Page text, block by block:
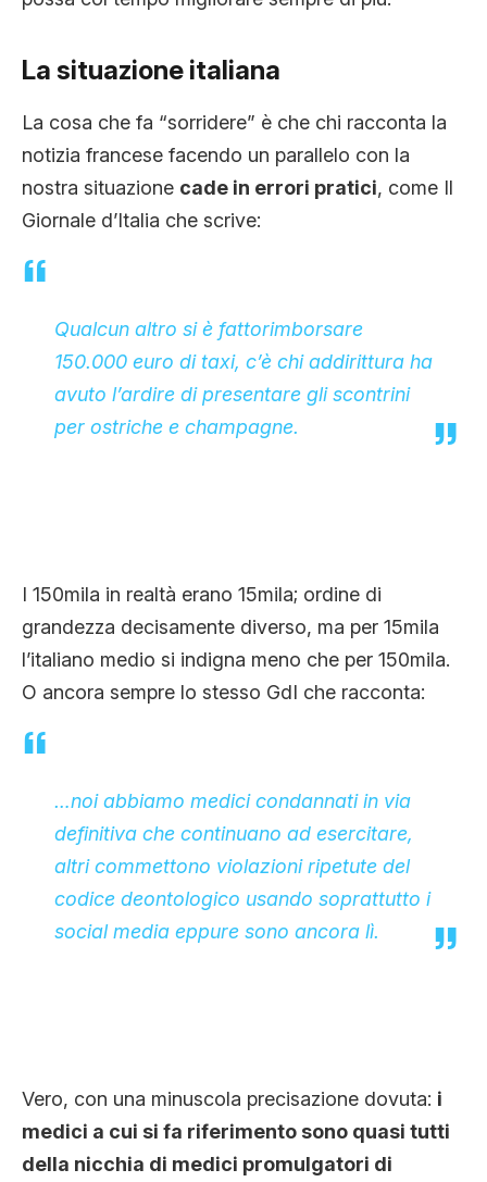
La situazione italiana
La cosa che fa “sorridere” è che chi racconta la
notizia francese facendo un parallelo con la
nostra situazione cade in errori pratici, come Il
Giornale d’Italia che scrive:
Qualcun altro si è fattorimborsare
150.000 euro di taxi, c’è chi addirittura ha
avuto l’ardire di presentare gli scontrini
per ostriche e champagne.
I 150mila in realtà erano 15mila; ordine di
grandezza decisamente diverso, ma per 15mila
l’italiano medio si indigna meno che per 150mila.
O ancora sempre lo stesso GdI che racconta:
…noi abbiamo medici condannati in via
definitiva che continuano ad esercitare,
altri commettono violazioni ripetute del
codice deontologico usando soprattutto i
social media eppure sono ancora lì.
Vero, con una minuscola precisazione dovuta: i
medici a cui si fa riferimento sono quasi tutti
della nicchia di medici promulgatori di